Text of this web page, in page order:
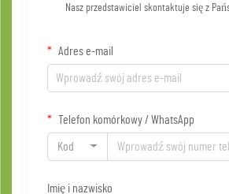
Nasz przedstawiciel skontaktuje się z
Adres e-mail
Telefon komórkowy / WhatsApp
Kod
Imię i nazwisko